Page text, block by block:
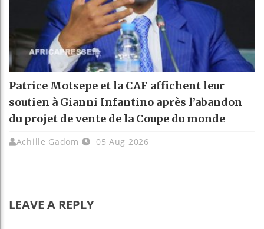
Patrice Motsepe et la CAF affichent leur
soutien à Gianni Infantino après l’abandon
du projet de vente de la Coupe du monde
Achille Gadom 05 Aug 2026
LEAVE A REPLY